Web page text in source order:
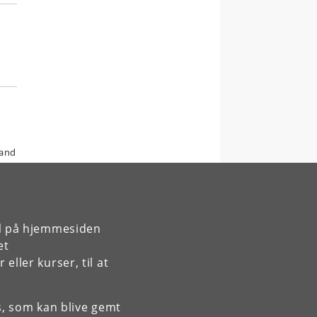
hjemmesiden
eller kurser, til at
som kan blive gemt